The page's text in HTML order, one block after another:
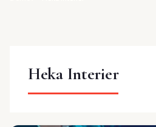
Heka Interier